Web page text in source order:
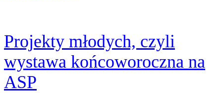
Projekty młodych, czyli
wystawa końcoworoczna na
ASP